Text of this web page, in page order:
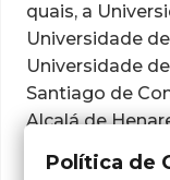
quais, a
Universidade
Universidade
Santiago de
Alcalá de
Mérito Cultural
Política de